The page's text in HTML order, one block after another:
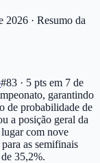
2026 · Resumo da
#83 · 5 pts em 7 de
garantindo
de probabilidade de
a posição geral da
com nove
as semifinais
35,2%.